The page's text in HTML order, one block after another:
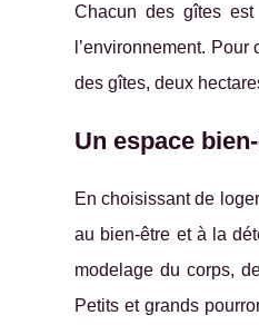
Chacun des gîtes est
l’environnement.
des gîtes, deux
Un espace
En choisissant de
au bien-être et à la
modelage du corps,
Petits et grands